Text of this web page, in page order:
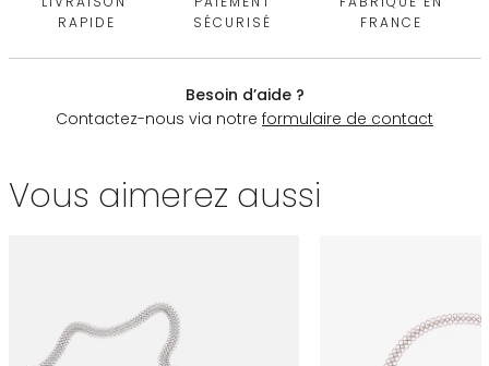
RAPIDE
SÉCURISÉ
FRANCE
Besoin d’aide ?
Contactez-nous via notre formulaire de contact
Vous aimerez aussi